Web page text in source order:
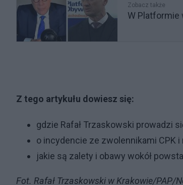
Zobacz także
W Platformie
Z tego artykułu dowiesz się:
gdzie Rafał Trzaskowski prowadzi
o incydencie ze zwolennikami CPK
jakie są zalety i obawy wokół
Fot. Rafał Trzaskowski w Krakowie/PAP/